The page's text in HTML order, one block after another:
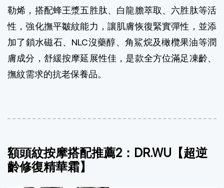
勒烯，搭配蜂王漿五胜肽、白龍膽萃取、六胜肽等活
性，強化撫平皺紋能力，讓肌膚恢復緊實彈性，並添
加了鎖水磁石、NLC沒藥醇、角鯊烷及橄欖果油等潤
膚成分，舒緩按摩延展性佳，是款全方位滿足凍齡、
撫紋需求的抗老保養品。
額頭紋按摩搭配推薦2：DR.WU【超逆
齡修復精華霜】